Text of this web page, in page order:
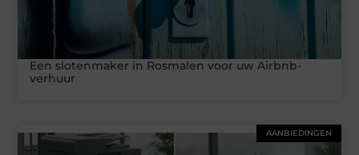
Een slotenmaker in Rosmalen voor uw Airbnb-
verhuur
AANBIEDINGEN